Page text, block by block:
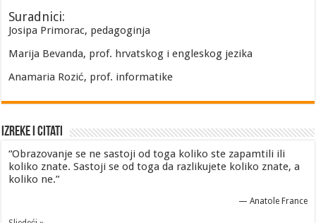
Suradnici:
Josipa Primorac, pedagoginja
Marija Bevanda, prof. hrvatskog i engleskog jezika
Anamaria Rozić, prof. informatike
Izreke i Citati
“Obrazovanje se ne sastoji od toga koliko ste zapamtili ili
koliko znate. Sastoji se od toga da razlikujete koliko znate, a
koliko ne.”
— Anatole France